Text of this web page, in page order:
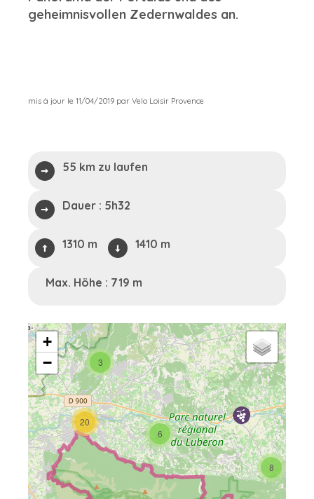
geheimnisvollen Zedernwaldes an.
mis à jour le 11/04/2019 par Velo Loisir Provence
55 km zu laufen
Dauer : 5h32
1310 m 1410 m
Max. Höhe : 719 m
6
3
20
8
+
−